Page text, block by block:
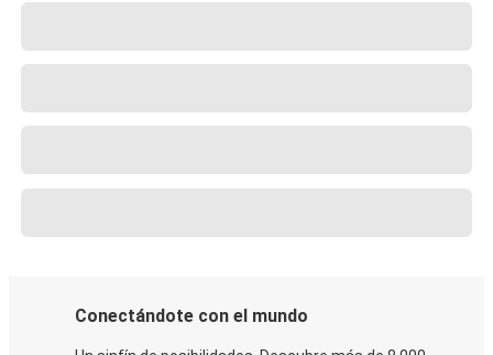
Conectándote con el mundo